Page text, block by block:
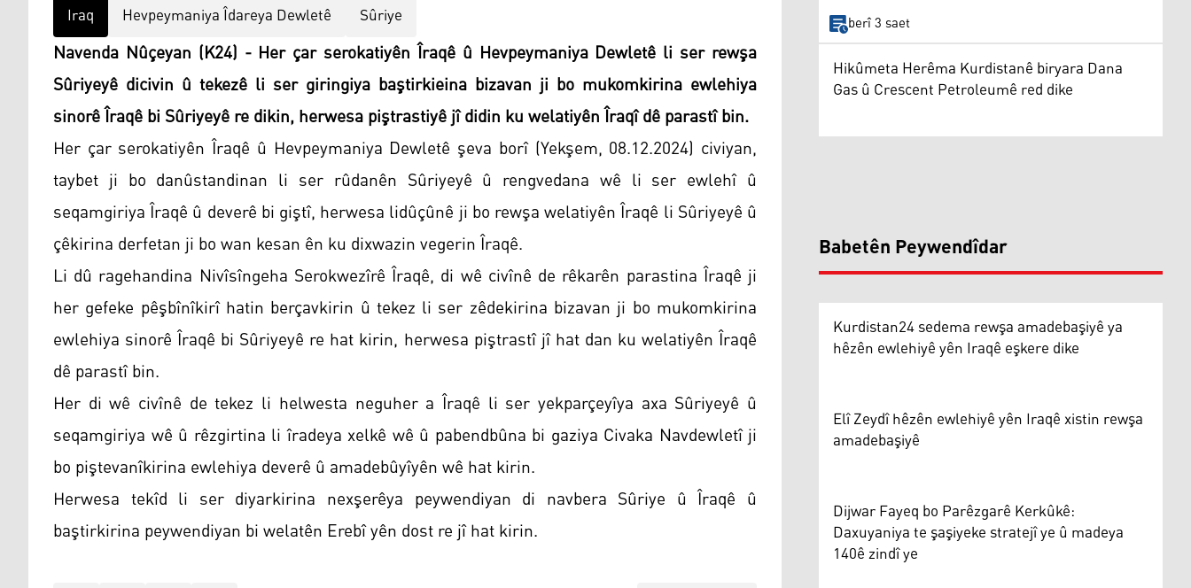
Iraq Hevpeymaniya Îdareya Dewletê Sûriye
Navenda Nûçeyan (K24) - Her çar serokatiyên Îraqê û Hevpeymaniya Dewletê li ser rewşa
Sûriyeyê dicivin û tekezê li ser giringiya baştirkieina bizavan ji bo mukomkirina ewlehiya
sinorê Îraqê bi Sûriyeyê re dikin, herwesa piştrastiyê jî didin ku welatiyên Îraqî dê parastî bin.
Her çar serokatiyên Îraqê û Hevpeymaniya Dewletê şeva borî (Yekşem, 08.12.2024) civiyan,
taybet ji bo danûstandinan li ser rûdanên Sûriyeyê û rengvedana wê li ser ewlehî û
seqamgiriya Îraqê û deverê bi giştî, herwesa lidûçûnê ji bo rewşa welatiyên Îraqê li Sûriyeyê û
çêkirina derfetan ji bo wan kesan ên ku dixwazin vegerin Îraqê.
Li dû ragehandina Nivîsîngeha Serokwezîrê Îraqê, di wê civînê de rêkarên parastina Îraqê ji
her gefeke pêşbînîkirî hatin berçavkirin û tekez li ser zêdekirina bizavan ji bo mukomkirina
ewlehiya sinorê Îraqê bi Sûriyeyê re hat kirin, herwesa piştrastî jî hat dan ku welatiyên Îraqê
dê parastî bin.
Her di wê civînê de tekez li helwesta neguher a Îraqê li ser yekparçeyîya axa Sûriyeyê û
seqamgiriya wê û rêzgirtina li îradeya xelkê wê û pabendbûna bi gaziya Civaka Navdewletî ji
bo piştevanîkirina ewlehiya deverê û amadebûyîyên wê hat kirin.
Herwesa tekîd li ser diyarkirina nexşerêya peywendiyan di navbera Sûriye û Îraqê û
baştirkirina peywendiyan bi welatên Erebî yên dost re jî hat kirin.
berî 3 saet
Hikûmeta Herêma Kurdistanê biryara Dana
Gas û Crescent Petroleumê red dike
Babetên Peywendîdar
Kurdistan24 sedema rewşa amadebaşiyê ya
hêzên ewlehiyê yên Iraqê eşkere dike
Elî Zeydî hêzên ewlehiyê yên Iraqê xistin rewşa
amadebaşiyê
Dijwar Fayeq bo Parêzgarê Kerkûkê:
Daxuyaniya te şaşiyeke stratejî ye û madeya
140ê zindî ye